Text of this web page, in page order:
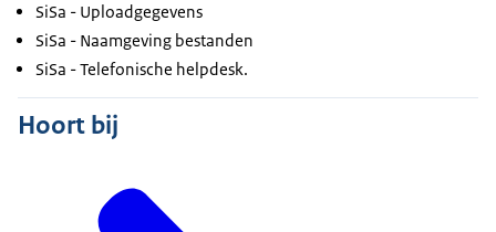
SiSa - Uploadgegevens
SiSa - Naamgeving bestanden
SiSa - Telefonische helpdesk.
Hoort bij